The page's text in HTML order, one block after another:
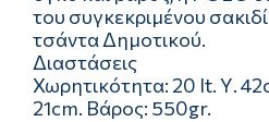
του συγκεκριμένου
τσάντα Δημοτικού.
Διαστάσεις
Χωρητικότητα: 20 lt. Υ.
21cm. Βάρος: 550gr.